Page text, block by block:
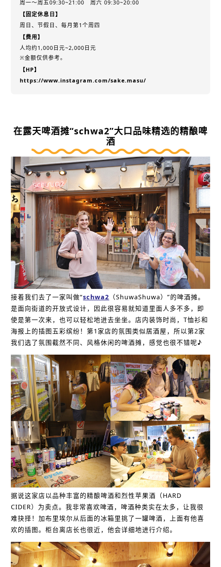
周一～周五09:30~21:00 周六 09:30~20:00
【固定休息日】
周日、节假日、每月第1个周四
【费用】
人均约1,000日元~2,000日元
※金额仅供参考。
【HP】
https://www.instagram.com/sake.masu/
在露天啤酒摊“schwa2”大口品味精选的精酿啤
酒
接着我们去了一家叫做“schwa2 （ShuwaShuwa）”的啤酒摊。
是面向街道的开放式设计，因此很容易就知道里面人多不多，即
使是第一次来，也可以轻松地进去坐坐。店内装饰时尚，T恤衫和
海报上的插图五彩缤纷！第1家店的氛围类似居酒屋，所以第2家
我们选了氛围截然不同、风格休闲的啤酒摊，感觉也很不错呢♪
据说这家店以品种丰富的精酿啤酒和烈性苹果酒（HARD
CIDER）为卖点。我非常喜欢啤酒，啤酒种类实在太多，让我很
难抉择！加布里埃尔从后面的冰箱里挑了一罐啤酒，上面有他喜
欢的插图。柜台离店长也很近，他会详细地进行介绍。